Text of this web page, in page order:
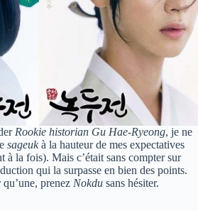
Rookie historian Gu Hae-Ryeong, je ne
sageukà la hauteur de mes expectatives
à la fois). Mais c’était sans compter sur
qui la surpasse en bien des points.
prenez Nokdu sans hésiter.